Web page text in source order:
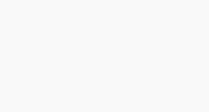
предназначен для соединения